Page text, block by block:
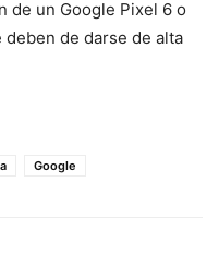
de un Google Pixel 6 o
de darse de alta
Google